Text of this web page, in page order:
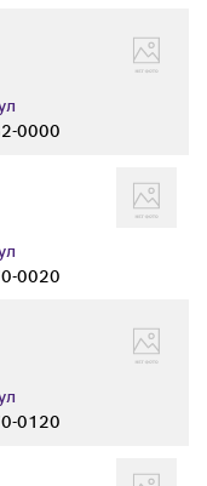
0000
0020
0120